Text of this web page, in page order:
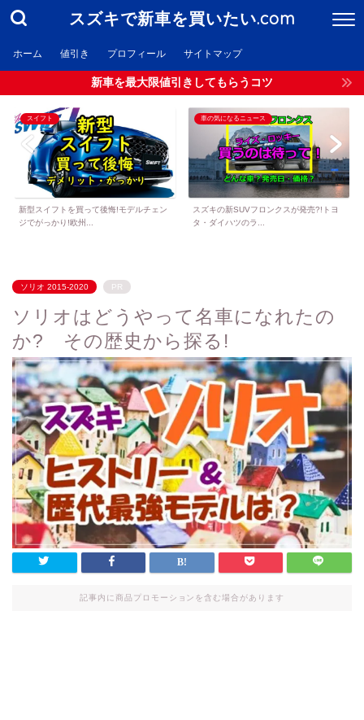
スズキで新車を買いたい.com
ホーム 値引き プロフィール サイトマップ
新車を最大限値引きしてもらうコツ
スイフト
新型スイフトを買って後悔!モデルチェン
ジでがっかり!欧州...
車の気になるニュース
スズキの新SUVフロンクスが発売?!トヨ
タ・ダイハツのラ...
ソリオ 2015-2020 PR
ソリオはどうやって名車になれたの
か? その歴史から探る!
記事内に商品プロモーションを含む場合があります